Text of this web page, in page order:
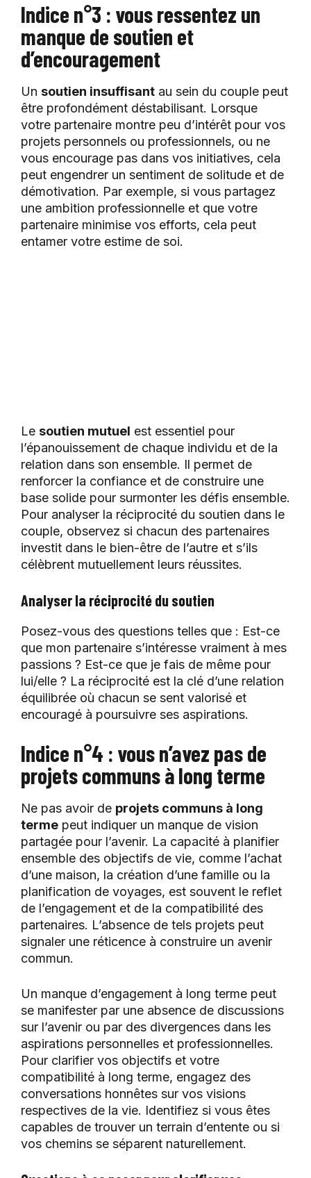
Indice n°3 : vous ressentez un
manque de soutien et
d’encouragement
Un soutien insuffisant au sein du couple peut
être profondément déstabilisant. Lorsque
votre partenaire montre peu d’intérêt pour vos
projets personnels ou professionnels, ou ne
vous encourage pas dans vos initiatives, cela
peut engendrer un sentiment de solitude et de
démotivation. Par exemple, si vous partagez
une ambition professionnelle et que votre
partenaire minimise vos efforts, cela peut
entamer votre estime de soi.
Le soutien mutuel est essentiel pour
l’épanouissement de chaque individu et de la
relation dans son ensemble. Il permet de
renforcer la confiance et de construire une
base solide pour surmonter les défis ensemble.
Pour analyser la réciprocité du soutien dans le
couple, observez si chacun des partenaires
investit dans le bien-être de l’autre et s’ils
célèbrent mutuellement leurs réussites.
Analyser la réciprocité du soutien
Posez-vous des questions telles que : Est-ce
que mon partenaire s’intéresse vraiment à mes
passions ? Est-ce que je fais de même pour
lui/elle ? La réciprocité est la clé d’une relation
équilibrée où chacun se sent valorisé et
encouragé à poursuivre ses aspirations.
Indice n°4 : vous n’avez pas de
projets communs à long terme
Ne pas avoir de projets communs à long
terme peut indiquer un manque de vision
partagée pour l’avenir. La capacité à planifier
ensemble des objectifs de vie, comme l’achat
d’une maison, la création d’une famille ou la
planification de voyages, est souvent le reflet
de l’engagement et de la compatibilité des
partenaires. L’absence de tels projets peut
signaler une réticence à construire un avenir
commun.
Un manque d’engagement à long terme peut
se manifester par une absence de discussions
sur l’avenir ou par des divergences dans les
aspirations personnelles et professionnelles.
Pour clarifier vos objectifs et votre
compatibilité à long terme, engagez des
conversations honnêtes sur vos visions
respectives de la vie. Identifiez si vous êtes
capables de trouver un terrain d’entente ou si
vos chemins se séparent naturellement.